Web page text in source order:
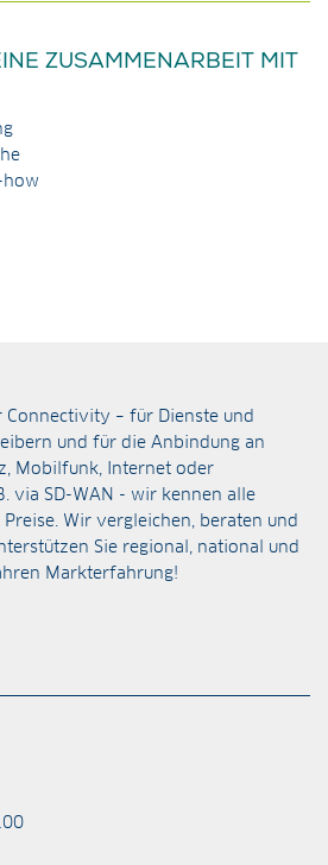
ZUSAMMENARBEIT MIT
how
Connectivity – für Dienste und
und für die Anbindung an
Mobilfunk, Internet oder
via SD-WAN - wir kennen alle
Wir vergleichen, beraten und
Sie regional, national und
Markterfahrung!